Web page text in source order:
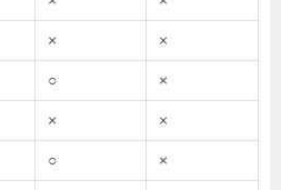
× ×
○ ×
× ×
○ ×